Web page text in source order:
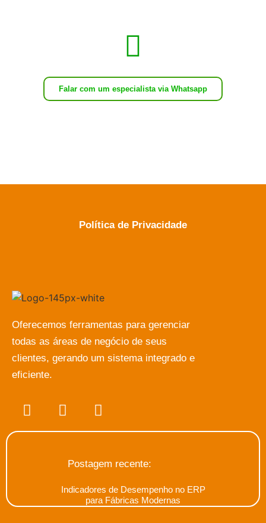
Falar com um especialista via Whatsapp
Política de Privacidade
Oferecemos ferramentas para gerenciar
todas as áreas de negócio de seus
clientes, gerando um sistema integrado e
eficiente.
Postagem recente:
Indicadores de Desempenho no ERP
para Fábricas Modernas